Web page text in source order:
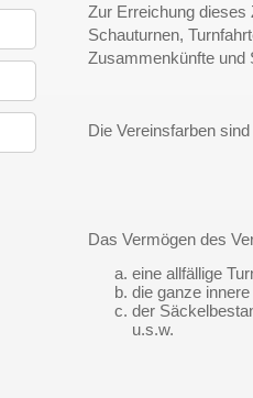
Zur Erreichung dieses
Schauturnen,
Zusammenkünfte und
Die Vereinsfarben
Das Vermögen des
eine allfällige
die ganze
der
u.s.w.